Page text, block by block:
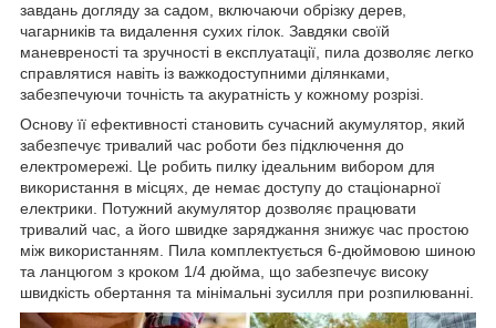
завдань догляду за садом, включаючи обрізку дерев,
чагарників та видалення сухих гілок. Завдяки своїй
маневреності та зручності в експлуатації, пила дозволяє легко
справлятися навіть із важкодоступними ділянками,
забезпечуючи точність та акуратність у кожному розрізі.
Основу її ефективності становить сучасний акумулятор, який
забезпечує тривалий час роботи без підключення до
електромережі. Це робить пилку ідеальним вибором для
використання в місцях, де немає доступу до стаціонарної
електрики. Потужний акумулятор дозволяє працювати
тривалий час, а його швидке заряджання знижує час простою
між використанням. Пила комплектується 6-дюймовою шиною
та ланцюгом з кроком 1/4 дюйма, що забезпечує високу
швидкість обертання та мінімальні зусилля при розпилюванні.